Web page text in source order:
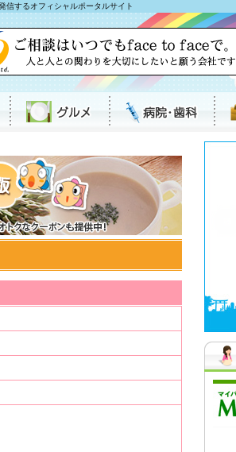
信するオフィシャルポータルサイト